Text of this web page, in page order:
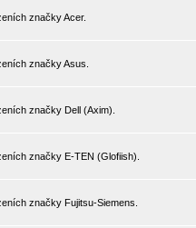
značky Acer.
značky Asus.
značky Dell (Axim).
značky E-TEN (Glofiish).
značky Fujitsu-Siemens.